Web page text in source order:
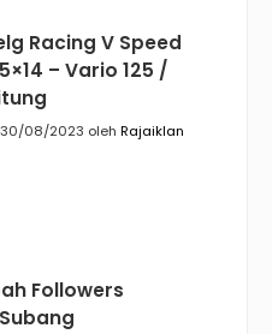
Racing V Speed
– Vario 125 /
08/2023 oleh Rajaiklan
Followers